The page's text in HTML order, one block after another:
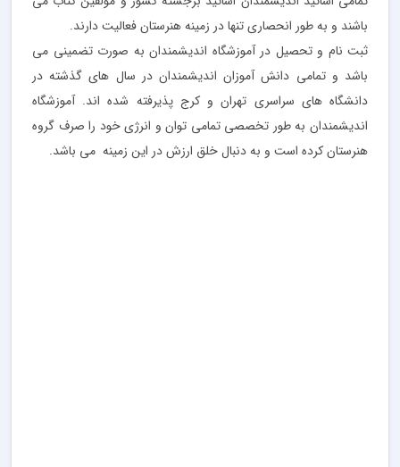
باشند و به طور انحصاری تنها در زمینه هنرستان فعالیت دارند.
ثبت نام و تحصیل در آموزشگاه اندیشمندان به صورت تضمینی می
باشد و تمامی دانش آموزان اندیشمندان در سال های گذشته در
دانشگاه های سراسری تهران و کرج پذیرفته شده اند. آموزشگاه
اندیشمندان به طور تخصصی تمامی توان و انرژی خود را صرف گروه
هنرستان کرده است و به دنبال خلق ارزش در این زمینه می باشد.